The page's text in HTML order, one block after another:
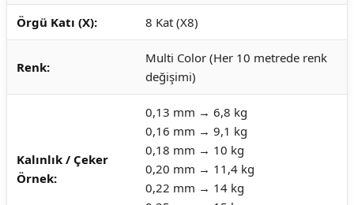
Örgü Katı (X): 8 Kat (X8)
Renk:
Multi Color (Her 10 metrede renk
değişimi)
Kalınlık / Çeker
Örnek:
0,13 mm → 6,8 kg
0,16 mm → 9,1 kg
0,18 mm → 10 kg
0,20 mm → 11,4 kg
0,22 mm → 14 kg